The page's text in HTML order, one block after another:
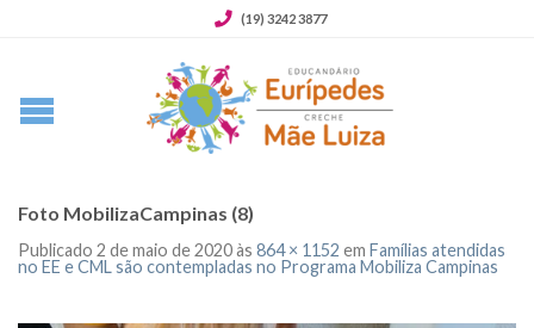
(19) 3242 3877
Foto MobilizaCampinas (8)
Publicado 2 de maio de 2020às 864 × 1152 em Famílias atendidas
no EE e CML são contempladas no Programa Mobiliza Campinas